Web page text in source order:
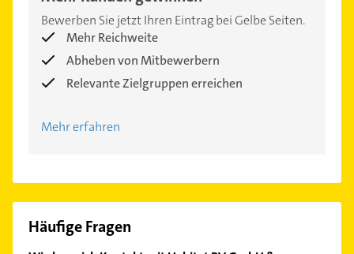
Bewerben Sie jetzt Ihren Eintrag bei Gelbe Seiten.
Mehr Reichweite
Abheben von Mitbewerbern
Relevante Zielgruppen erreichen
Mehr erfahren
Häufige Fragen